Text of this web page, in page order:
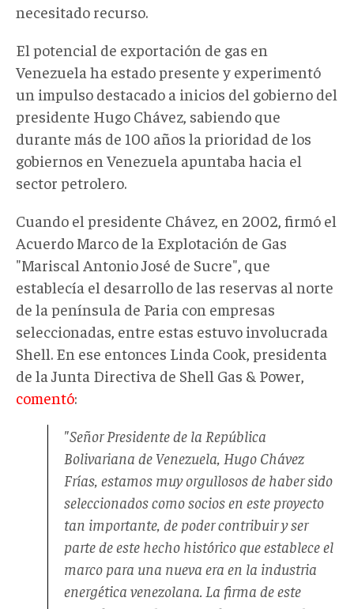
necesitado recurso.
El potencial de exportación de gas en
Venezuela ha estado presente y experimentó
un impulso destacado a inicios del gobierno del
presidente Hugo Chávez, sabiendo que
durante más de 100 años la prioridad de los
gobiernos en Venezuela apuntaba hacia el
sector petrolero.
Cuando el presidente Chávez, en 2002, firmó el
Acuerdo Marco de la Explotación de Gas
"Mariscal Antonio José de Sucre", que
establecía el desarrollo de las reservas al norte
de la península de Paria con empresas
seleccionadas, entre estas estuvo involucrada
Shell. En ese entonces Linda Cook, presidenta
de la Junta Directiva de Shell Gas & Power,
comentó:
"Señor Presidente de la República
Bolivariana de Venezuela, Hugo Chávez
Frías, estamos muy orgullosos de haber sido
seleccionados como socios en este proyecto
tan importante, de poder contribuir y ser
parte de este hecho histórico que establece el
marco para una nueva era en la industria
energética venezolana. La firma de este